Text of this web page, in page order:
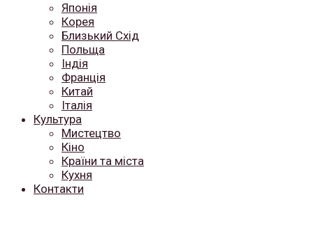
Японія
Корея
Близький Схід
Польща
Індія
Франція
Китай
Італія
Культура
Мистецтво
Кіно
Країни та міста
Кухня
Контакти